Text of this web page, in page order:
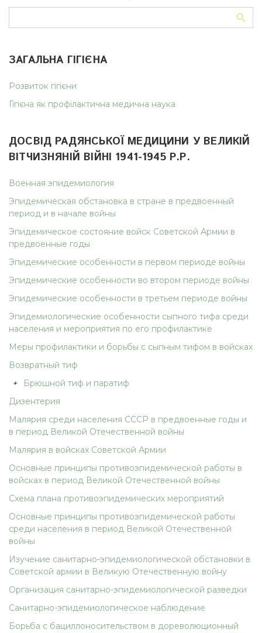
ЗАГАЛЬНА ГІГІЄНА
Розвиток гігієни
Гігієна як профілактична медична наука
ДОСВІД РАДЯНСЬКОЇ МЕДИЦИНИ У ВЕЛИКІЙ
ВІТЧИЗНЯНІЙ ВІЙНІ 1941-1945 Р.Р.
Военная эпидемиология
Эпидемическая обстановка в стране в предвоенный
период и в начале войны
Эпидемическое состояние войск Советской Армии в
предвоенные годы
Эпидемические особенности в первом периоде войны
Эпидемические особенности во втором периоде войны
Эпидемические особенности в третьем периоде войны
Эпидемиологические особенности сыпного тифа среди
населения и мероприятия по его профилактике
Меры профилактики и борьбы с сыпным тифом в войсках
Возвратный тиф
+
Брюшной тиф и паратиф
Дизентерия
Малярия среди населения СССР в предвоенные годы и
в период Великой Отечественной войны
Малярия в войсках Советской Армии
Основные принципы противоэпидемической работы в
войсках в период Великой Отечественной войны
Схема плана противоэпидемических мероприятий
Основные принципы противоэпидемической работы
среди населения в период Великой Отечественной
войны
Изучение санитарно-эпидемиологической обстановки в
Советской армии в Великую Отечественную войну
Организация санитарно-эпидемиологической разведки
Санитарно-эпидемиологическое наблюдение
Борьба с бациллоносительством в дореволюционный